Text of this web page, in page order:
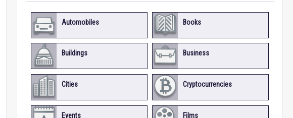
Automobiles Books
Buildings Business
Cities Cryptocurrencies
Events Films